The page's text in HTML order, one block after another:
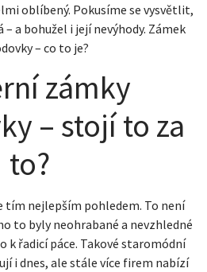
oblíbený. Pokusíme se vysvětlit,
a bohužel i její nevýhody. Zámek
– co to je?
zámky
– stojí to za
to?
tím nejlepším pohledem. To není
to byly neohrabané a nevzhledné
k řadicí páce. Takové staromódní
i dnes, ale stále více firem nabízí